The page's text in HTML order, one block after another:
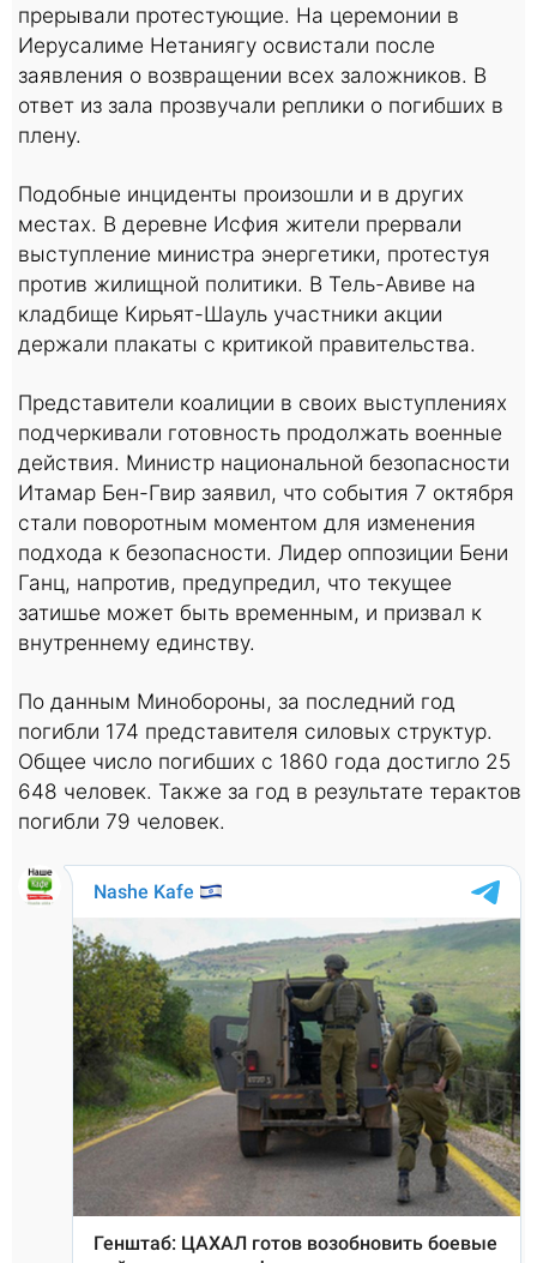
прерывали протестующие. На церемонии в
Иерусалиме Нетаниягу освистали после
заявления о возвращении всех заложников. В
ответ из зала прозвучали реплики о погибших в
плену.
Подобные инциденты произошли и в других
местах. В деревне Исфия жители прервали
выступление министра энергетики, протестуя
против жилищной политики. В Тель-Авиве на
кладбище Кирьят-Шауль участники акции
держали плакаты с критикой правительства.
Представители коалиции в своих выступлениях
подчеркивали готовность продолжать военные
действия. Министр национальной безопасности
Итамар Бен-Гвир заявил, что события 7 октября
стали поворотным моментом для изменения
подхода к безопасности. Лидер оппозиции Бени
Ганц, напротив, предупредил, что текущее
затишье может быть временным, и призвал к
внутреннему единству.
По данным Минобороны, за последний год
погибли 174 представителя силовых структур.
Общее число погибших с 1860 года достигло 25
648 человек. Также за год в результате терактов
погибли 79 человек.